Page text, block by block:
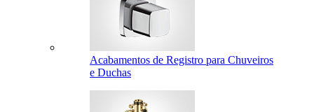
Acabamentos de Registro para Chuveiros
e Duchas